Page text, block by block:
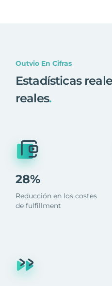
Outvio En Cifras
Estadísticas
reales.
28%
Reducción en los costes
de fulfillment